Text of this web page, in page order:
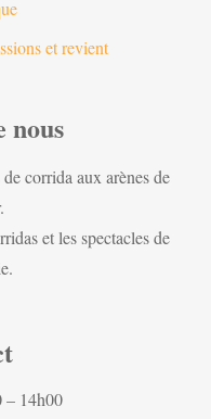
et revient
nous
corrida aux arènes de
et les spectacles de
– 14h00